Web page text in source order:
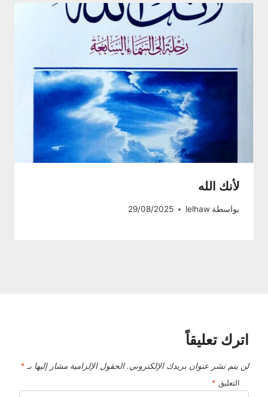
لأنك الله
بواسطة lelhaw
29/08/2025
اترك تعليقاً
لن يتم نشر عنوان بريدك الإلكتروني. الحقول الإلزامية مشار إليها بـ *
التعليق *